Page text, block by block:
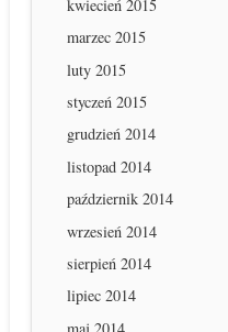
kwiecień 2015
marzec 2015
luty 2015
styczeń 2015
grudzień 2014
listopad 2014
październik 2014
wrzesień 2014
sierpień 2014
lipiec 2014